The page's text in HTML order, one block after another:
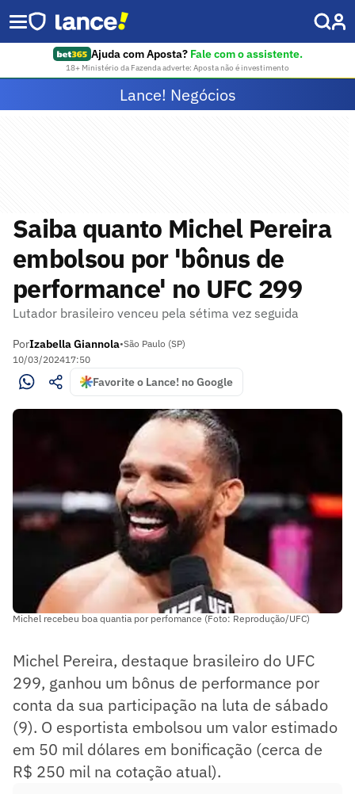
Ajuda com Aposta? Fale com o assistente.
18+ Ministério da Fazenda adverte: Aposta não é investimento
Lance! Negócios
Saiba quanto Michel Pereira
embolsou por 'bônus de
performance' no UFC 299
Lutador brasileiro venceu pela sétima vez seguida
PorIzabella Giannola•São Paulo (SP)
10/03/202417:50
Favorite o Lance! no Google
Michel recebeu boa quantia por perfomance (Foto: Reprodução/UFC)
Michel Pereira, destaque brasileiro do UFC
299, ganhou um bônus de performance por
conta da sua participação na luta de sábado
(9). O esportista embolsou um valor estimado
em 50 mil dólares em bonificação (cerca de
R$ 250 mil na cotação atual).